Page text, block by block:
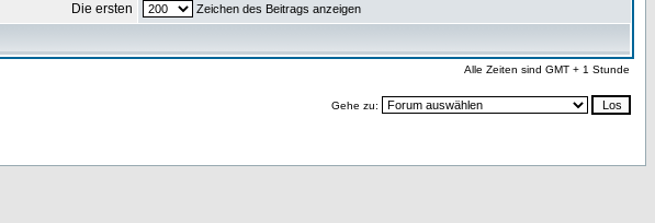
Die ersten Zeichen des Beitrags anzeigen
Alle Zeiten sind GMT + 1 Stunde
Gehe zu: